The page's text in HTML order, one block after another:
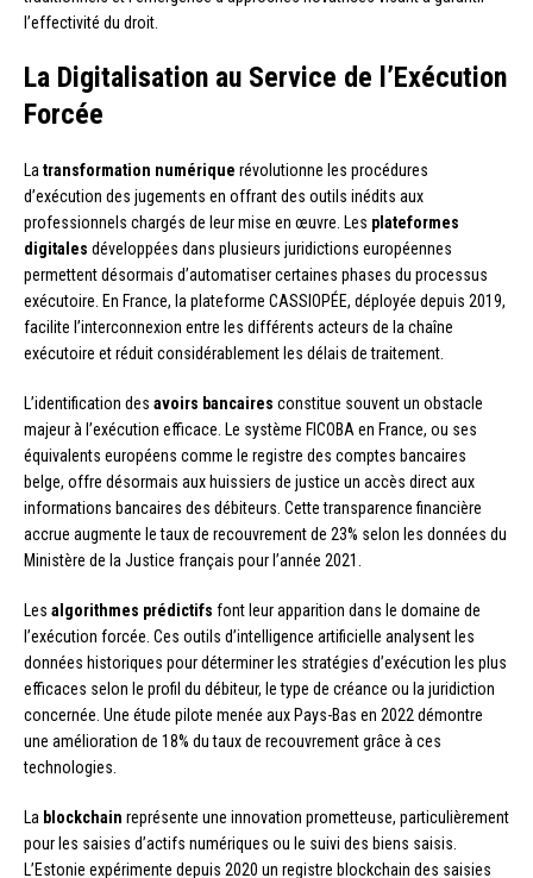
l’effectivité du droit.
La Digitalisation au Service de l’Exécution
Forcée
La transformation numérique révolutionne les procédures
d’exécution des jugements en offrant des outils inédits aux
professionnels chargés de leur mise en œuvre. Les plateformes
digitales développées dans plusieurs juridictions européennes
permettent désormais d’automatiser certaines phases du processus
exécutoire. En France, la plateforme CASSIOPÉE, déployée depuis 2019,
facilite l’interconnexion entre les différents acteurs de la chaîne
exécutoire et réduit considérablement les délais de traitement.
L’identification des avoirs bancaires constitue souvent un obstacle
majeur à l’exécution efficace. Le système FICOBA en France, ou ses
équivalents européens comme le registre des comptes bancaires
belge, offre désormais aux huissiers de justice un accès direct aux
informations bancaires des débiteurs. Cette transparence financière
accrue augmente le taux de recouvrement de 23% selon les données du
Ministère de la Justice français pour l’année 2021.
Les algorithmes prédictifs font leur apparition dans le domaine de
l’exécution forcée. Ces outils d’intelligence artificielle analysent les
données historiques pour déterminer les stratégies d’exécution les plus
efficaces selon le profil du débiteur, le type de créance ou la juridiction
concernée. Une étude pilote menée aux Pays-Bas en 2022 démontre
une amélioration de 18% du taux de recouvrement grâce à ces
technologies.
La blockchain représente une innovation prometteuse, particulièrement
pour les saisies d’actifs numériques ou le suivi des biens saisis.
L’Estonie expérimente depuis 2020 un registre blockchain des saisies